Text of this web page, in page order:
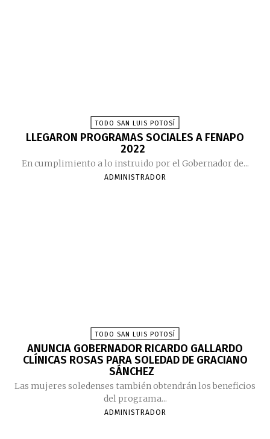
TODO SAN LUIS POTOSÍ
LLEGARON PROGRAMAS SOCIALES A FENAPO
2022
En cumplimiento a lo instruido por el Gobernador de...
ADMINISTRADOR
TODO SAN LUIS POTOSÍ
ANUNCIA GOBERNADOR RICARDO GALLARDO
CLÍNICAS ROSAS PARA SOLEDAD DE GRACIANO
SÁNCHEZ
Las mujeres soledenses también obtendrán los beneficios
del programa...
ADMINISTRADOR